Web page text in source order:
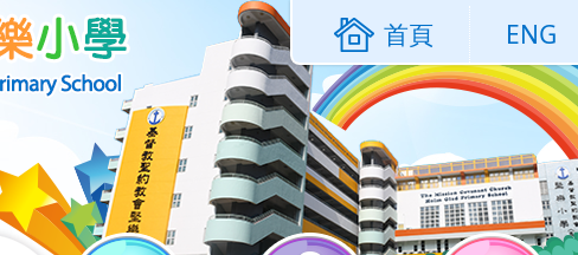
首頁 ENG